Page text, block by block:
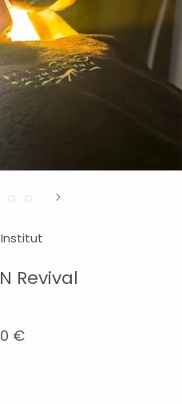
Revival
€